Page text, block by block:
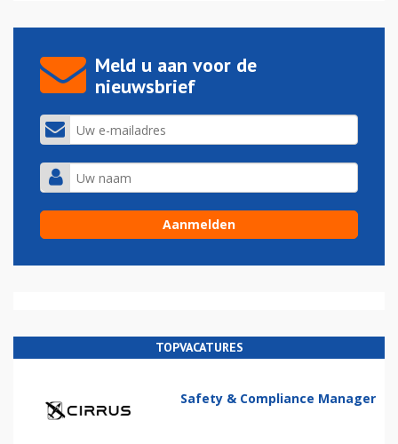
Meld u aan voor de
nieuwsbrief
TOPVACATURES
Safety & Compliance Manager